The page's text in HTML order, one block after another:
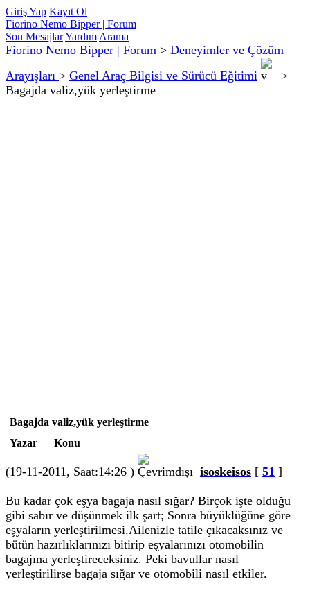
Giriş Yap Kayıt Ol
Fiorino Nemo Bipper | Forum
Son MesajlarYardım Arama
Fiorino Nemo Bipper | Forum > Deneyimler ve Çözüm
Arayışları > Genel Araç Bilgisi ve Sürücü Eğitimi
>
Bagajda valiz,yük yerleştirme
Bagajda valiz,yük yerleştirme
Yazar
Konu
(19-11-2011, Saat:14:26 ) isoskeisos [ 51 ]
Bu kadar çok eşya bagaja nasıl sığar? Birçok işte olduğu
gibi sabır ve düşünmek ilk şart; Sonra büyüklüğüne göre
eşyaların yerleştirilmesi.Ailenizle tatile çıkacaksınız ve
bütün hazırlıklarınızı bitirip eşyalarınızı otomobilin
bagajına yerleştireceksiniz. Peki bavullar nasıl
yerleştirilirse bagaja sığar ve otomobili nasıl etkiler.